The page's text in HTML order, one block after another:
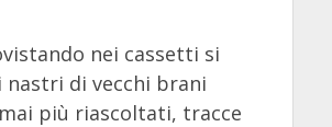
nei cassetti si
di vecchi brani
più riascoltati, tracce